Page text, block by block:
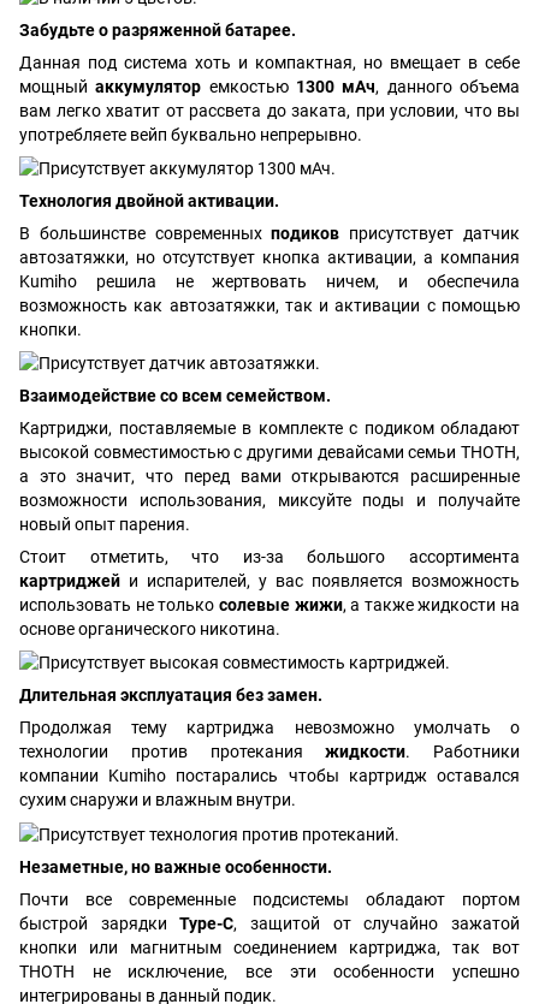
Забудьте о разряженной батарее.
Данная под система хоть и компактная, но вмещает в себе
мощныйаккумулятор емкостью 1300 мАч, данного объема
вам легко хватит от рассвета до заката, при условии, что вы
употребляете вейп буквально непрерывно.
Технология двойной активации.
В большинстве современныхподиков присутствует датчик
автозатяжки, но отсутствует кнопка активации, а компания
Kumiho решила не жертвовать ничем, и обеспечила
возможность как автозатяжки, так и активации с помощью
кнопки.
Взаимодействие со всем семейством.
Картриджи, поставляемые в комплекте с подиком обладают
высокой совместимостью с другими девайсами семьи THOTH,
а это значит, что перед вами открываются расширенные
возможности использования, миксуйте поды и получайте
новый опыт парения.
Стоит отметить, что из-за большого ассортимента
картриджей и испарителей, у вас появляется возможность
использовать не только солевые жижи, а также жидкости на
основе органического никотина.
Длительная эксплуатация без замен.
Продолжая тему картриджа невозможно умолчать о
технологии против протеканияжидкости. Работники
компании Kumiho постарались чтобы картридж оставался
сухим снаружи и влажным внутри.
Незаметные, но важные особенности.
Почти все современные подсистемы обладают портом
быстрой зарядкиType-C, защитой от случайно зажатой
кнопки или магнитным соединением картриджа, так вот
THOTH не исключение, все эти особенности успешно
интегрированы в данный подик.